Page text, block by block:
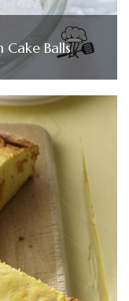
Balls